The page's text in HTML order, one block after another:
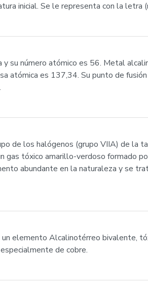
inicial. Se le representa con la letra
su número atómico es 56. Metal
atómica es 137,34. Su punto de
de los halógenos (grupo VIIA) de la
gas tóxico amarillo-verdoso formado
abundante en la naturaleza y se
elemento Alcalinotérreo bivalente,
de cobre.